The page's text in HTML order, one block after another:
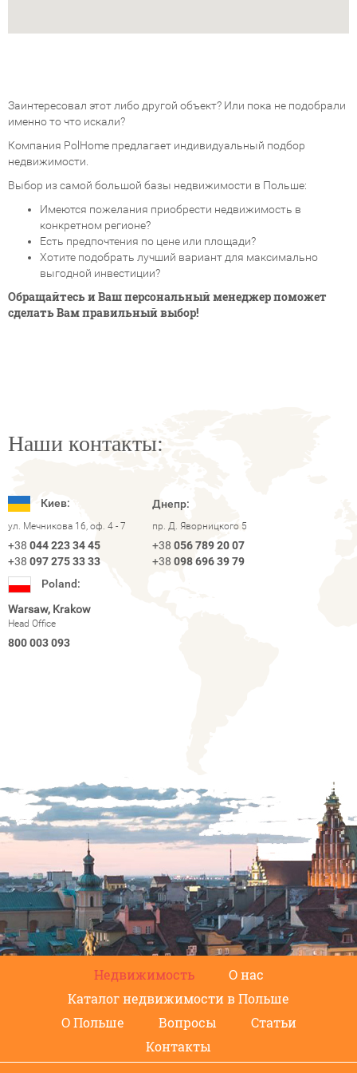
Заинтересовал этот либо другой объект? Или пока не подобрали
именно то что искали?
Компания PolHome предлагает индивидуальный подбор
недвижимости.
Выбор из самой большой базы недвижимости в Польше:
Имеются пожелания приобрести недвижимость в
конкретном регионе?
Есть предпочтения по цене или площади?
Хотите подобрать лучший вариант для максимально
выгодной инвестиции?
Обращайтесь и Ваш персональный менеджер поможет
сделать Вам правильный выбор!
Наши контакты:
Киев:
ул. Мечникова 16, оф. 4 - 7
+38 044 223 34 45
+38 097 275 33 33
Днепр:
пр. Д. Яворницкого 5
+38 056 789 20 07
+38 098 696 39 79
Poland:
Warsaw, Krakow
Head Office
800 003 093
Недвижимость
О нас
Каталог недвижимости в Польше
О Польше
Вопросы
Статьи
Контакты